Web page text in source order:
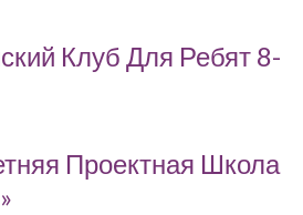
Клуб Для Ребят 8-
Проектная Школа